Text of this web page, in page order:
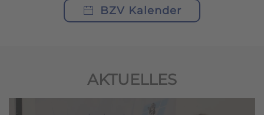
BZV Kalender
AKTUELLES